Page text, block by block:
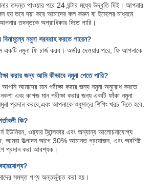
তদন্ত পাওয়ার পরে 24 ঘন্টার মধ্যে উদ্ধৃতি দিই। আপনার
হয় তবে দয়া করে আমাদের কল করুন বা ইমেলের মাধ্যমে
তদন্তকে অগ্রাধিকার দিতে পারি।
নমুনা সরবরাহ করতে পারেন?
নমুনা ফি চার্জ করব। অর্ডার দেওয়ার পরে, ফি আপনাকে
করার জন্য আমি কীভাবে নমুনা পেতে পারি?
আমাদের মান পরীক্ষা করার জন্য নমুনা অনুরোধ করতে
এবং কাগজ মান পরীক্ষা করার জন্য একটি ফাঁকা নমুনা
প্রদান করবে,এবং আপনাকে শুধুমাত্র শিপিং খরচ দিতে হবে.
কি?
ইউনিয়ন, ওয়্যার ট্রান্সফার এবং অন্যান্য আলোচনাযোগ্য
আমরা উত্পাদন আগে 30% আমানত প্রয়োজন, এবং অবশিষ্ট
প্রদান করা আবশ্যক।
সমস্ত পণ্য অন্তর্ভুক্ত করা হয়।